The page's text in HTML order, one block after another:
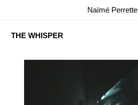
Naïmé Perrette
THE WHISPER